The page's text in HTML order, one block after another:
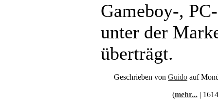
Gameboy-,
unter der
überträgt.
Geschrieben von Guido auf
(mehr...|